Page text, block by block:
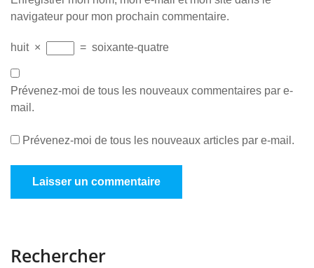
navigateur pour mon prochain commentaire.
huit × = soixante-quatre
Prévenez-moi de tous les nouveaux commentaires par e-
mail.
Prévenez-moi de tous les nouveaux articles par e-mail.
Rechercher